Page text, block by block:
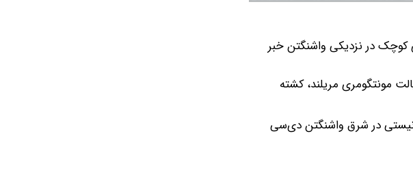
کوچک در نزدیکی واشنگتن خبر
مونتگومری مریلند، کشته
در شرق واشنگتن دی‌سی